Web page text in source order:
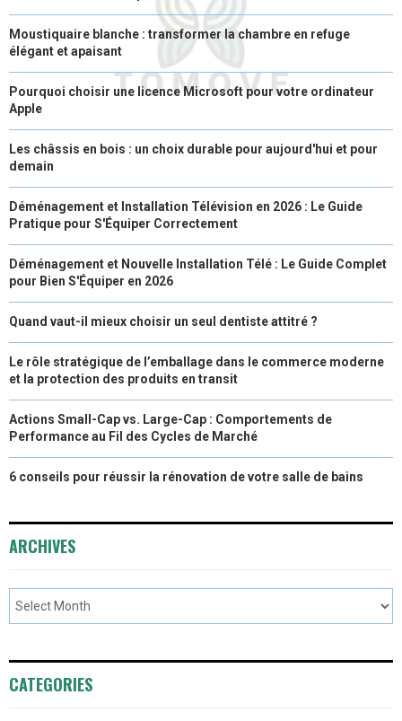
Moustiquaire blanche : transformer la chambre en refuge
élégant et apaisant
Pourquoi choisir une licence Microsoft pour votre ordinateur
Apple
Les châssis en bois : un choix durable pour aujourd'hui et pour
demain
Déménagement et Installation Télévision en 2026 : Le Guide
Pratique pour S'Équiper Correctement
Déménagement et Nouvelle Installation Télé : Le Guide Complet
pour Bien S'Équiper en 2026
Quand vaut-il mieux choisir un seul dentiste attitré ?
Le rôle stratégique de l’emballage dans le commerce moderne
et la protection des produits en transit
Actions Small-Cap vs. Large-Cap : Comportements de
Performance au Fil des Cycles de Marché
6 conseils pour réussir la rénovation de votre salle de bains
ARCHIVES
CATEGORIES